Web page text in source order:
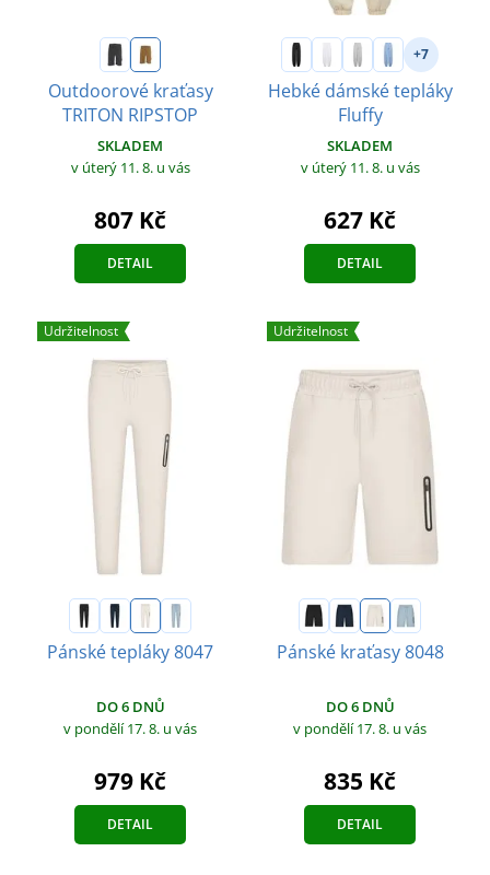
Outdoorové kraťasy
TRITON RIPSTOP
SKLADEM
v úterý 11. 8. u vás
807 Kč
DETAIL
+7
Hebké dámské tepláky
Fluffy
SKLADEM
v úterý 11. 8. u vás
627 Kč
DETAIL
Udržitelnost
Pánské tepláky 8047
DO 6 DNŮ
v pondělí 17. 8. u vás
979 Kč
DETAIL
Udržitelnost
Pánské kraťasy 8048
DO 6 DNŮ
v pondělí 17. 8. u vás
835 Kč
DETAIL